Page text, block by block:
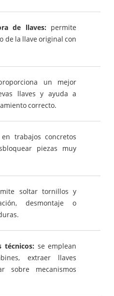
de llaves: permite
de la llave original con
un mejor
llaves y ayuda a
correcto.
trabajos concretos
piezas muy
soltar tornillos y
desmontaje o
técnicos: se emplean
extraer llaves
sobre mecanismos